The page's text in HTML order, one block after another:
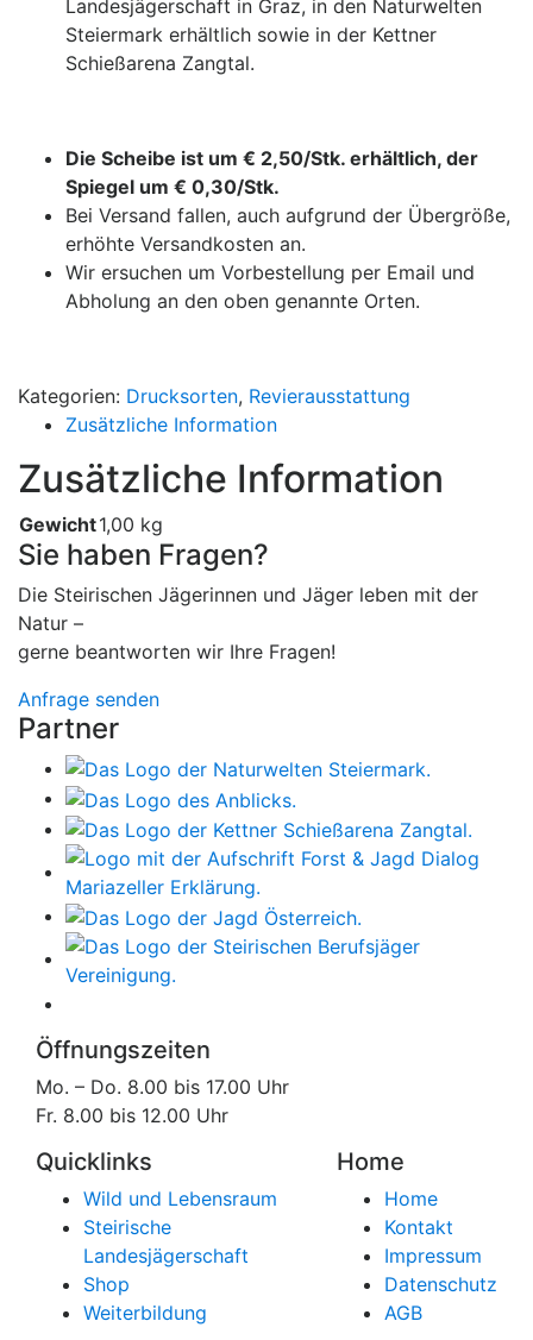
Landesjägerschaft in Graz, in den Naturwelten
Steiermark erhältlich sowie in der Kettner
Schießarena Zangtal.
Die Scheibe ist um € 2,50/Stk. erhältlich, der
Spiegel um € 0,30/Stk.
Bei Versand fallen, auch aufgrund der Übergröße,
erhöhte Versandkosten an.
Wir ersuchen um Vorbestellung per Email und
Abholung an den oben genannte Orten.
Kategorien: Drucksorten, Revierausstattung
Zusätzliche Information
Zusätzliche Information
Gewicht1,00 kg
Sie haben Fragen?
Die Steirischen Jägerinnen und Jäger leben mit der
Natur –
gerne beantworten wir Ihre Fragen!
Anfrage senden
Partner
Öffnungszeiten
Mo. – Do. 8.00 bis 17.00 Uhr
Fr. 8.00 bis 12.00 Uhr
Quicklinks
Wild und Lebensraum
Steirische
Landesjägerschaft
Shop
Weiterbildung
Home
Home
Kontakt
Impressum
Datenschutz
AGB